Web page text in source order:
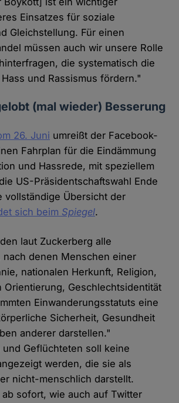
Einsatzes für soziale
Gleichstellung. Für einen
müssen auch wir unsere Rolle
die systematisch die
und Rassismus fördern."
(mal wieder) Besserung
26. Juni umreißt der Facebook-
Fahrplan für die Eindämmung
und Hassrede, mit speziellem
US-Präsidentschaftswahl Ende
vollständige Übersicht der
sich beim Spiegel.
laut Zuckerberg alle
nach denen Menschen einer
nationalen Herkunft, Religion,
Orientierung, Geschlechtsidentität
Einwanderungsstatuts eine
Sicherheit, Gesundheit
anderer darstellen."
und Geflüchteten soll keine
werden, die sie als
nicht-menschlich darstellt.
sofort, wie auch auf Twitter